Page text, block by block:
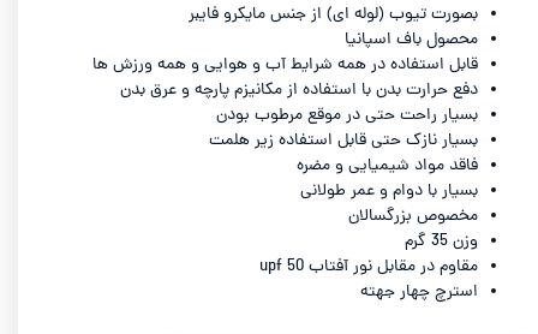
بصورت تیوب (لوله ای) از جنس مایکرو فایبر
محصول باف اسپانیا
قابل استفاده در همه شرایط آب و هوایی و همه ورزش ها
دفع حرارت بدن با استفاده از مکانیزم پارچه و عرق بدن
بسیار راحت حتی در موقع مرطوب بودن
بسیار نازک حتی قابل استفاده زیر هلمت
فاقد مواد شیمیایی و مضره
بسیار با دوام و عمر طولانی
مخصوص بزرگسالان
وزن 35 گرم
مقاوم در مقابل نور آفتاب upf 50
استرچ چهار جهته